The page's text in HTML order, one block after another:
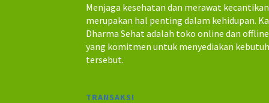
Menjaga kesehatan dan merawat kecantikan
merupakan hal penting dalam kehidupan.
Dharma Sehat adalah toko online dan offline
yang komitmen untuk menyediakan
tersebut.
TRANSAKSI